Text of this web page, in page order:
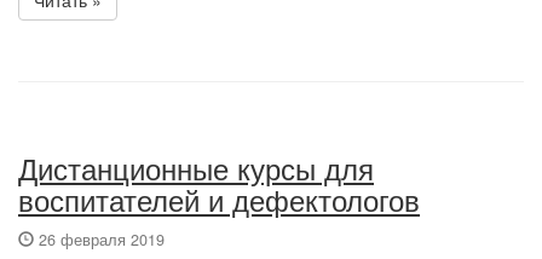
Дистанционные курсы для
воспитателей и дефектологов
26 февраля 2019